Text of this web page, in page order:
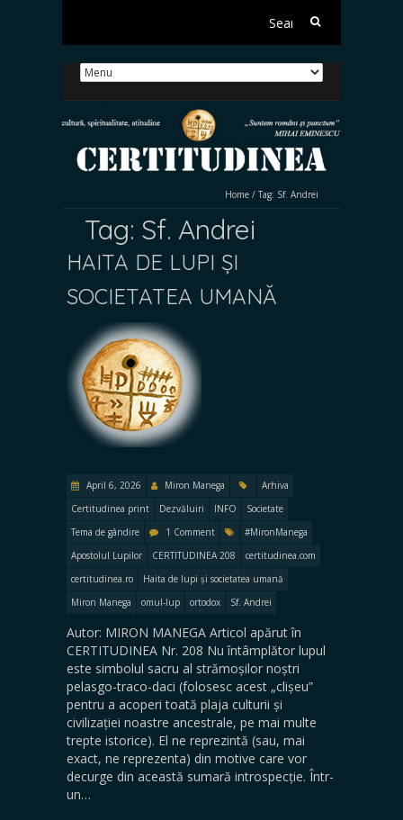
Search
Home / Tag: Sf. Andrei
Tag: Sf. Andrei
HAITA DE LUPI ȘI
SOCIETATEA UMANĂ
April 6, 2026 Miron Manega
Arhiva
Certitudinea print
Dezvăluiri INFO
Societate
Tema de gândire
1 Comment
#MironManega
Apostolul Lupilor
CERTITUDINEA 208
certitudinea.com
certitudinea.ro
Haita de lupi și societatea umană
Miron Manega
omul-lup ortodox Sf. Andrei
Autor: MIRON MANEGA Articol apărut în
CERTITUDINEA Nr. 208 Nu întâmplător lupul
este simbolul sacru al strămoșilor noștri
pelasgo-traco-daci (folosesc acest „clișeu”
pentru a acoperi toată plaja culturii și
civilizației noastre ancestrale, pe mai multe
trepte istorice). El ne reprezintă (sau, mai
exact, ne reprezenta) din motive care vor
decurge din această sumară introspecție. Într-
un…